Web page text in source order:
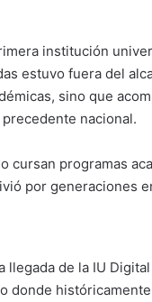
institución
estuvo fuera del
sino que
nacional.
cursan programas
por generaciones
de la IU
donde